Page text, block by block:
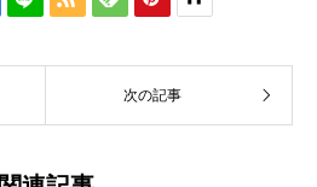
次の記事